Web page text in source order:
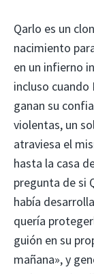
Qarlo es un
nacimiento
en un infierno
incluso cuando
ganan su
violentas, un
atraviesa el
hasta la casa
pregunta de si
había
quería
guión en su
mañana», y